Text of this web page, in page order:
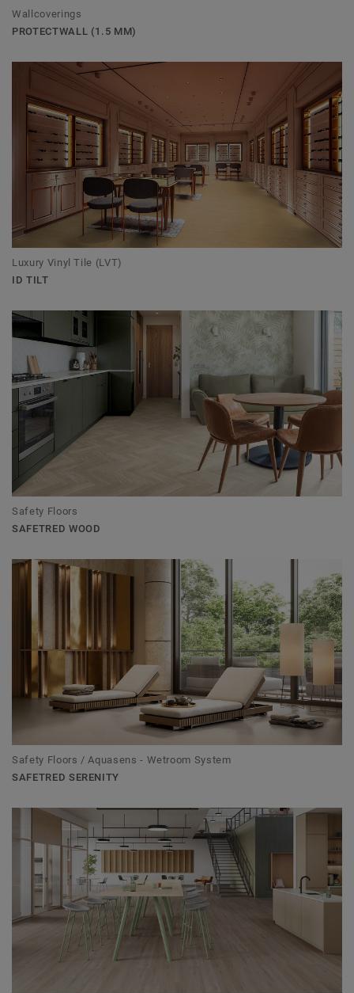
Wallcoverings
PROTECTWALL (1.5 MM)
Luxury Vinyl Tile (LVT)
ID TILT
Safety Floors
SAFETRED WOOD
Safety Floors / Aquasens - Wetroom System
SAFETRED SERENITY